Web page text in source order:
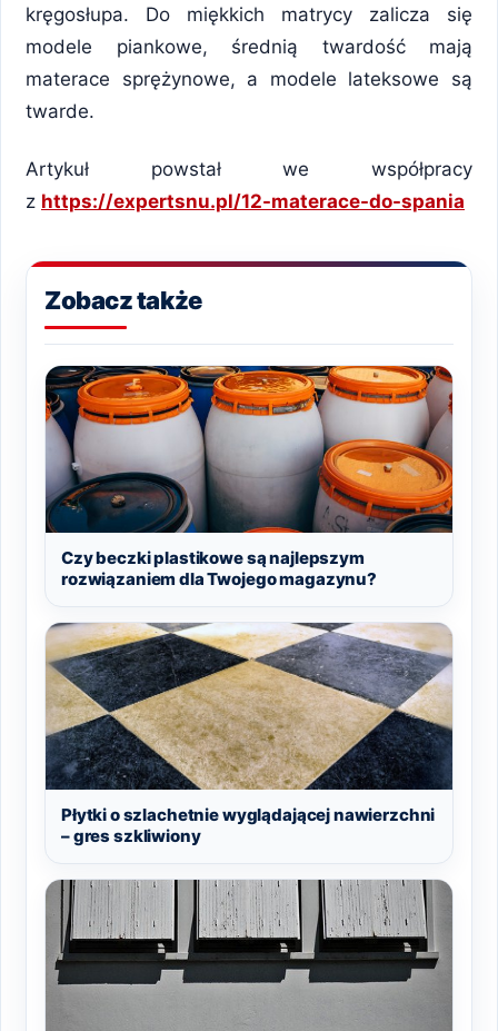
kręgosłupa. Do miękkich matrycy zalicza się
modele piankowe, średnią twardość mają
materace sprężynowe, a modele lateksowe są
twarde.
Artykuł powstał we współpracy
z https://expertsnu.pl/12-materace-do-spania
Zobacz także
Czy beczki plastikowe są najlepszym
rozwiązaniem dla Twojego magazynu?
Płytki o szlachetnie wyglądającej nawierzchni
– gres szkliwiony